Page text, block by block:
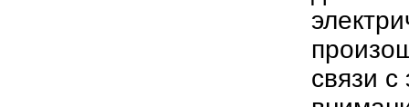
связи